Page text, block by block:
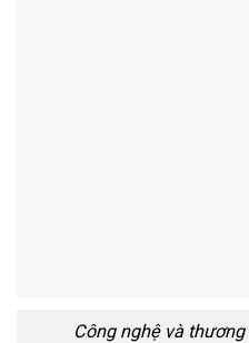
Công nghệ và